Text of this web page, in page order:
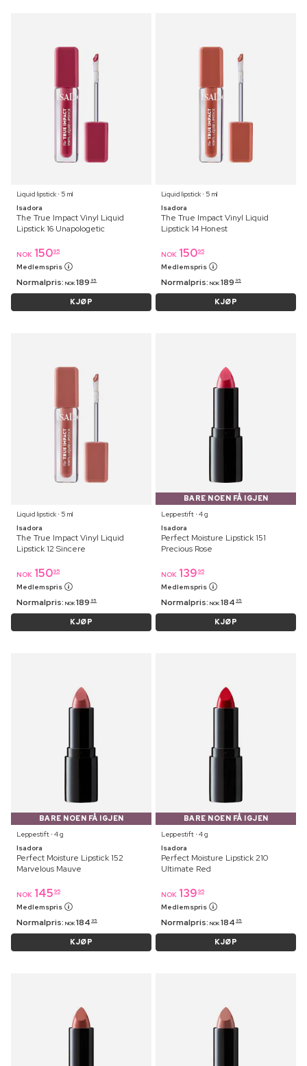
Liquid lipstick ⋅ 5 ml
Isadora
The True Impact Vinyl Liquid
Lipstick 16 Unapologetic
NOK 15095
Medlemspris
Normalpris: NOK 189 95
KJØP
Liquid lipstick ⋅ 5 ml
Isadora
The True Impact Vinyl Liquid
Lipstick 14 Honest
NOK 15095
Medlemspris
Normalpris: NOK 189 95
KJØP
Liquid lipstick ⋅ 5 ml
Isadora
The True Impact Vinyl Liquid
Lipstick 12 Sincere
NOK 15095
Medlemspris
Normalpris: NOK 189 95
KJØP
BARE NOEN FÅ IGJEN
Leppestift ⋅ 4 g
Isadora
Perfect Moisture Lipstick 151
Precious Rose
NOK 139 95
Medlemspris
Normalpris: NOK 184 95
KJØP
BARE NOEN FÅ IGJEN
Leppestift ⋅ 4 g
Isadora
Perfect Moisture Lipstick 152
Marvelous Mauve
NOK 145 95
Medlemspris
Normalpris: NOK 184 95
KJØP
BARE NOEN FÅ IGJEN
Leppestift ⋅ 4 g
Isadora
Perfect Moisture Lipstick 210
Ultimate Red
NOK 139 95
Medlemspris
Normalpris: NOK 184 95
KJØP